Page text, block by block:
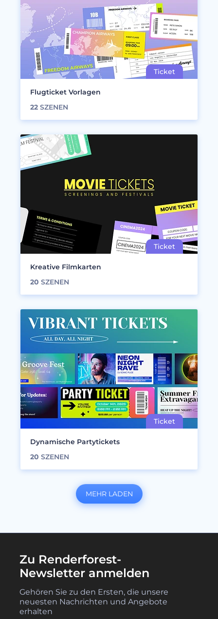
Flugticket Vorlagen
22 SZENEN
Kreative Filmkarten
20 SZENEN
Dynamische Partytickets
20 SZENEN
MEHR LADEN
Zu Renderforest-
Newsletter anmelden
Gehören Sie zu den Ersten, die unsere
neuesten Nachrichten und Angebote
erhalten